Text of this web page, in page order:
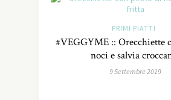
PRIMI PIATTI
#VEGGYME :: Orecchiette
noci e salvia
9 Settembre 2019